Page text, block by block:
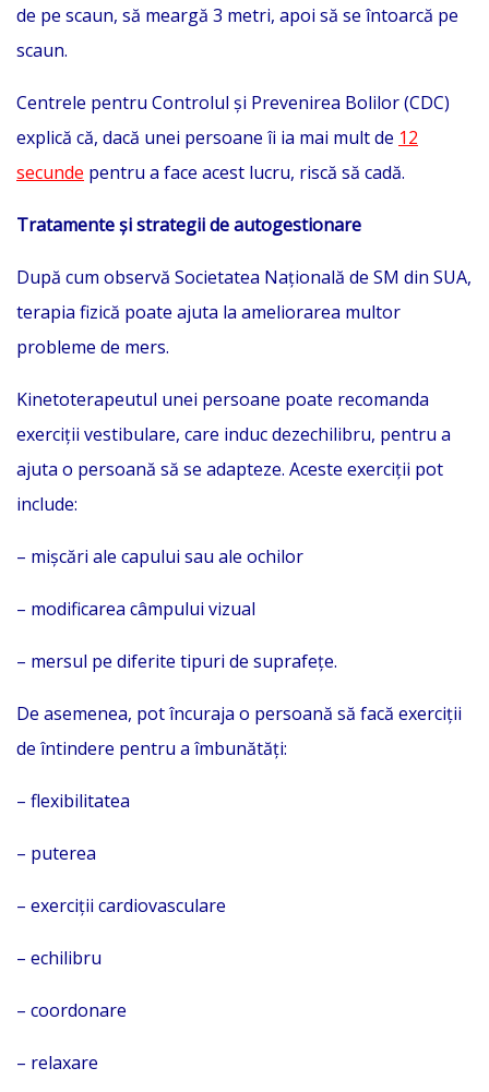
de pe scaun, să meargă 3 metri, apoi să se întoarcă pe
scaun.
Centrele pentru Controlul și Prevenirea Bolilor (CDC)
explică că, dacă unei persoane îi ia mai mult de 12
secunde pentru a face acest lucru, riscă să cadă.
Tratamente și strategii de autogestionare
După cum observă Societatea Națională de SM din SUA,
terapia fizică poate ajuta la ameliorarea multor
probleme de mers.
Kinetoterapeutul unei persoane poate recomanda
exerciții vestibulare, care induc dezechilibru, pentru a
ajuta o persoană să se adapteze. Aceste exerciții pot
include:
– mișcări ale capului sau ale ochilor
– modificarea câmpului vizual
– mersul pe diferite tipuri de suprafețe.
De asemenea, pot încuraja o persoană să facă exerciții
de întindere pentru a îmbunătăți:
– flexibilitatea
– puterea
– exerciții cardiovasculare
– echilibru
– coordonare
– relaxare